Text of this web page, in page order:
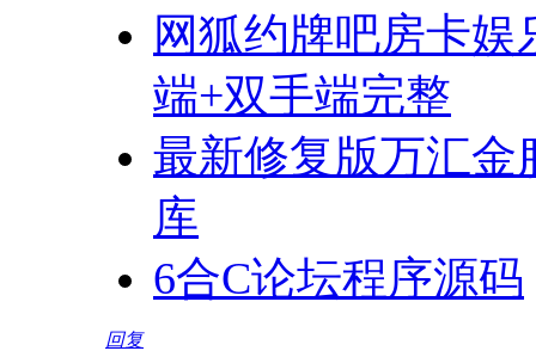
网狐约牌吧房卡
端+双手端完整
最新修复版万汇金
库
6合C论坛程序源码
回复